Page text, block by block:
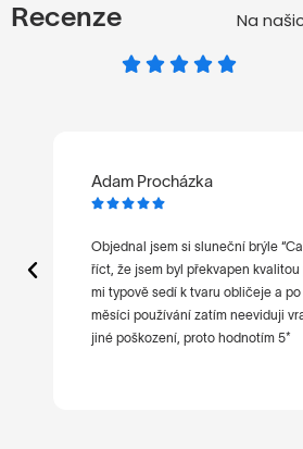
Recenze Na
Adam Procházka

Objednal jsem si sluneční brýle
říct, že jsem byl překvapen
mi typově sedí k tvaru obličeje a
měsíci používání zatím neeviduji
jiné poškození, proto hodnotím 5*